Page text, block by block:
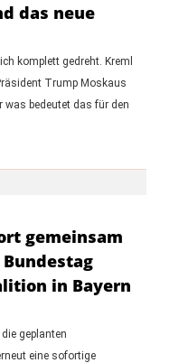
das neue
komplett gedreht. Kreml
Trump Moskaus
was bedeutet das für den
gemeinsam
in Bayern
geplanten
eine sofortige